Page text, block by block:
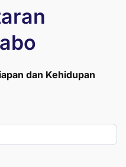
dan Kehidupan